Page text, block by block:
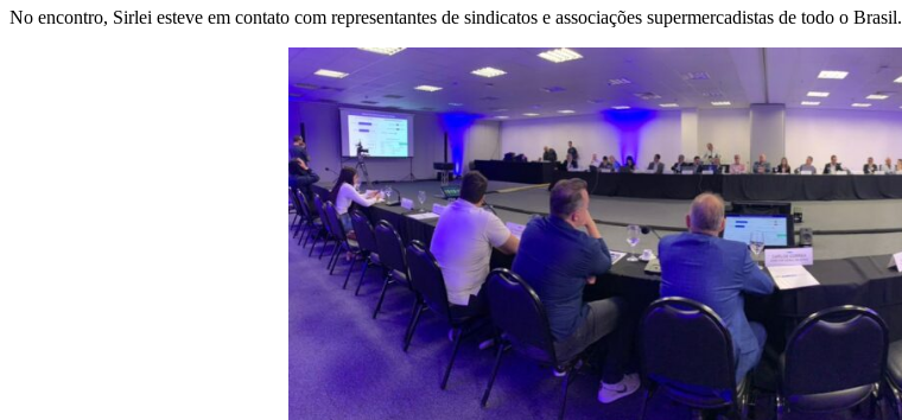
No encontro, Sirlei esteve em contato com representantes de sindicatos e associações supermercadistas de todo o Brasil.